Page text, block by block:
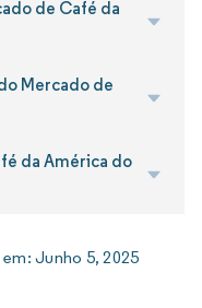
de Café da
Mercado de
da América do
em:Junho 5, 2025